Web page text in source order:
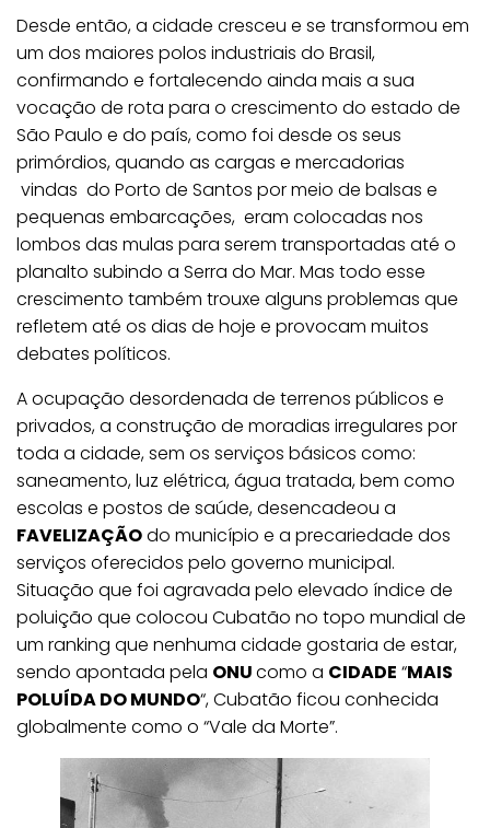
Desde então, a cidade cresceu e se transformou em
um dos maiores polos industriais do Brasil,
confirmando e fortalecendo ainda mais a sua
vocação de rota para o crescimento do estado de
São Paulo e do país, como foi desde os seus
primórdios, quando as cargas e mercadorias
vindas do Porto de Santos por meio de balsas e
pequenas embarcações, eram colocadas nos
lombos das mulas para serem transportadas até o
planalto subindo a Serra do Mar. Mas todo esse
crescimento também trouxe alguns problemas que
refletem até os dias de hoje e provocam muitos
debates políticos.
A ocupação desordenada de terrenos públicos e
privados, a construção de moradias irregulares por
toda a cidade, sem os serviços básicos como:
saneamento, luz elétrica, água tratada, bem como
escolas e postos de saúde, desencadeou a
FAVELIZAÇÃOdo município e a precariedade dos
serviços oferecidos pelo governo municipal.
Situação que foi agravada pelo elevado índice de
poluição que colocou Cubatão no topo mundial de
um ranking que nenhuma cidade gostaria de estar,
sendo apontada pela ONUcomo a CIDADE “MAIS
POLUÍDA DO MUNDO“, Cubatão ficou conhecida
globalmente como o “Vale da Morte”.